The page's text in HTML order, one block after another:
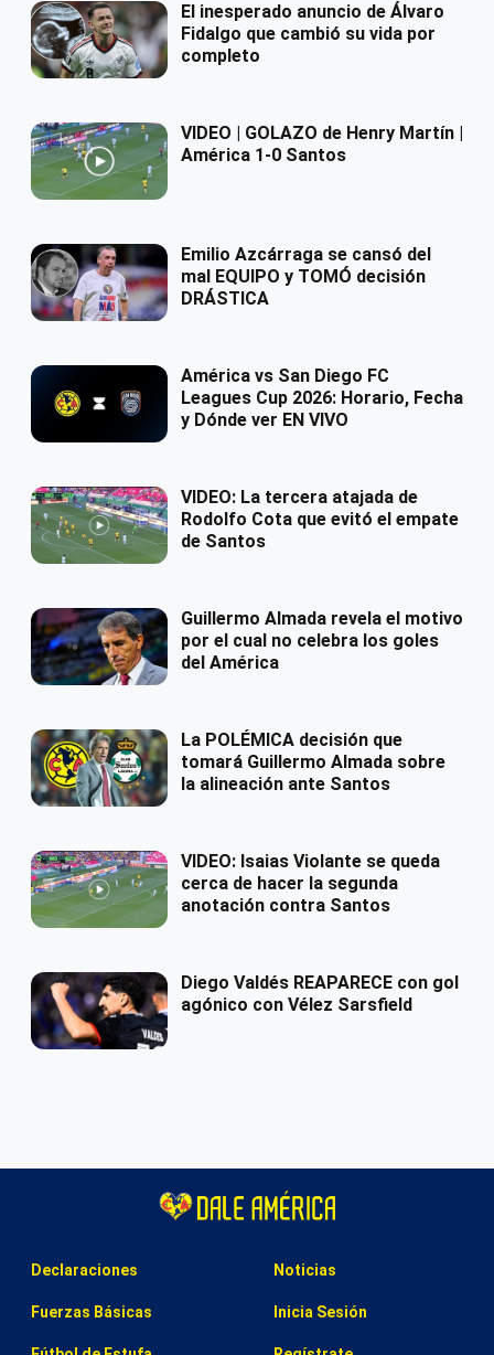
El inesperado anuncio de Álvaro
Fidalgo que cambió su vida por
completo
VIDEO | GOLAZO de Henry Martín |
América 1-0 Santos
Emilio Azcárraga se cansó del
mal EQUIPO y TOMÓ decisión
DRÁSTICA
América vs San Diego FC
Leagues Cup 2026: Horario, Fecha
y Dónde ver EN VIVO
VIDEO: La tercera atajada de
Rodolfo Cota que evitó el empate
de Santos
Guillermo Almada revela el motivo
por el cual no celebra los goles
del América
La POLÉMICA decisión que
tomará Guillermo Almada sobre
la alineación ante Santos
VIDEO: Isaias Violante se queda
cerca de hacer la segunda
anotación contra Santos
Diego Valdés REAPARECE con gol
agónico con Vélez Sarsfield
Declaraciones
Fuerzas Básicas
Noticias
Inicia Sesión